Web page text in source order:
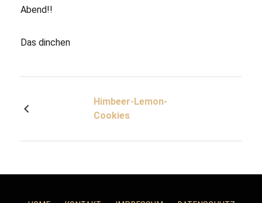
Abend!!
Das dinchen
Himbeer-Lemon-
Cookies